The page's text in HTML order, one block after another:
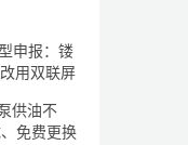
申报：镂
用双联屏
供油不
免费更换